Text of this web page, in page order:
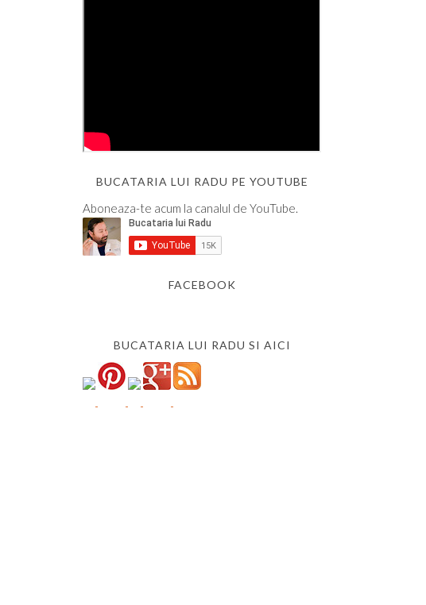
BUCATARIA LUI RADU PE YOUTUBE
Aboneaza-te acum la canalul de YouTube.
FACEBOOK
BUCATARIA LUI RADU SI AICI